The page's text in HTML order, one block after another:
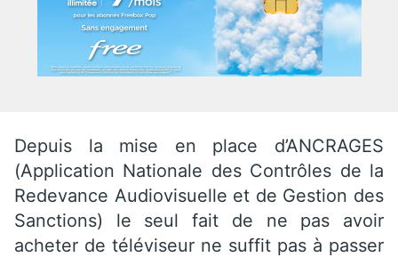
Depuis la mise en place d’ANCRAGES
(Application Nationale des Contrôles de la
Redevance Audiovisuelle et de Gestion des
Sanctions) le seul fait de ne pas avoir
acheter de téléviseur ne suffit pas à passer